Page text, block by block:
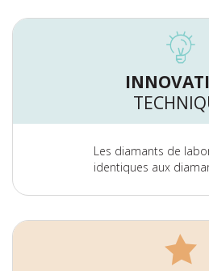
Les diamants de
identiques aux